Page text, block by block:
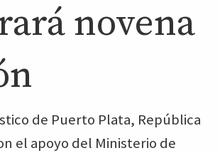
novena
de Puerto Plata, República
el apoyo del Ministerio de